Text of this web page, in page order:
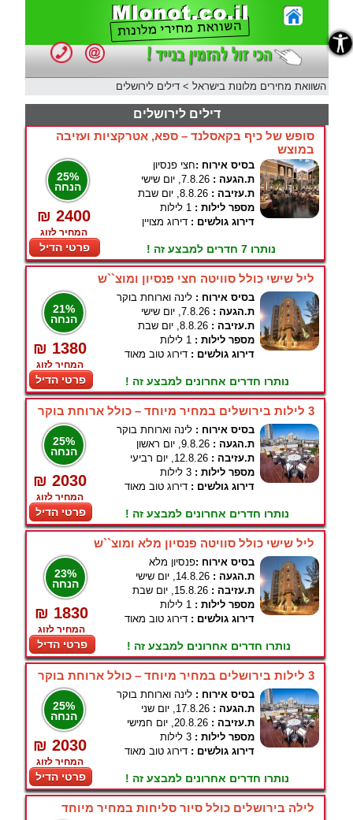
השוואת מחירים מלונות בישראל > דילים לירושלים
דילים לירושלים
סופש של כיף בקאסלנד – ספא, אטרקציות ועזיבה
במוצש
25%
הנחה
₪ 2400
המחיר לזוג
פרטי הדיל
בסיס אירוח :חצי פנסיון
ת.הגעה : 7.8.26, יום שישי
ת.עזיבה : 8.8.26, יום שבת
מספר לילות : 1 לילות
דירוג גולשים : דירוג מצויין
נותרו 7 חדרים למבצע זה !
ליל שישי כולל סוויטה חצי פנסיון ומוצ``ש
21%
הנחה
₪ 1380
המחיר לזוג
פרטי הדיל
בסיס אירוח : לינה וארוחת בוקר
ת.הגעה : 7.8.26, יום שישי
ת.עזיבה : 8.8.26, יום שבת
מספר לילות : 1 לילות
דירוג גולשים : דירוג טוב מאוד
נותרו חדרים אחרונים למבצע זה !
3 לילות בירושלים במחיר מיוחד – כולל ארוחת בוקר
25%
הנחה
₪ 2030
המחיר לזוג
פרטי הדיל
בסיס אירוח : לינה וארוחת בוקר
ת.הגעה : 9.8.26, יום ראשון
ת.עזיבה : 12.8.26, יום רביעי
מספר לילות : 3 לילות
דירוג גולשים : דירוג טוב מאוד
נותרו חדרים אחרונים למבצע זה !
ליל שישי כולל סוויטה פנסיון מלא ומוצ``ש
23%
הנחה
₪ 1830
המחיר לזוג
פרטי הדיל
בסיס אירוח :פנסיון מלא
ת.הגעה : 14.8.26, יום שישי
ת.עזיבה : 15.8.26, יום שבת
מספר לילות : 1 לילות
דירוג גולשים : דירוג טוב מאוד
נותרו חדרים אחרונים למבצע זה !
3 לילות בירושלים במחיר מיוחד – כולל ארוחת בוקר
25%
הנחה
₪ 2030
המחיר לזוג
פרטי הדיל
בסיס אירוח : לינה וארוחת בוקר
ת.הגעה : 17.8.26, יום שני
ת.עזיבה : 20.8.26, יום חמישי
מספר לילות : 3 לילות
דירוג גולשים : דירוג טוב מאוד
נותרו חדרים אחרונים למבצע זה !
לילה בירושלים כולל סיור סליחות במחיר מיוחד
נגישות